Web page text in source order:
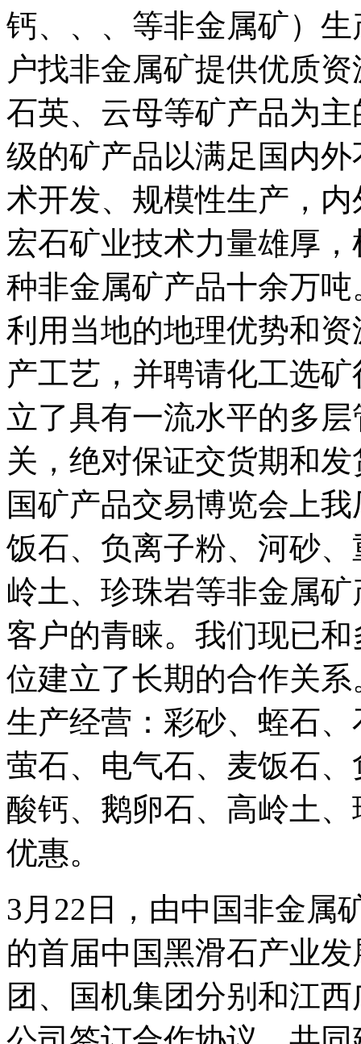
钙、、、等非金属矿）
户找非金属矿提供优质
石英、云母等矿产品为
级的矿产品以满足国内
术开发、规模性生产，
宏石矿业技术力量雄厚
种非金属矿产品十余万
利用当地的地理优势和
产工艺，并聘请化工选
立了具有一流水平的多
关，绝对保证交货期和
国矿产品交易博览会上
饭石、负离子粉、河砂
岭土、珍珠岩等非金属
客户的青睐。我们现已
位建立了长期的合作关
生产经营：彩砂、蛭石
萤石、电气石、麦饭石
酸钙、鹅卵石、高岭土
优惠。
3月22日，由中国非金属
的首届中国黑滑石产业
团、国机集团分别和江